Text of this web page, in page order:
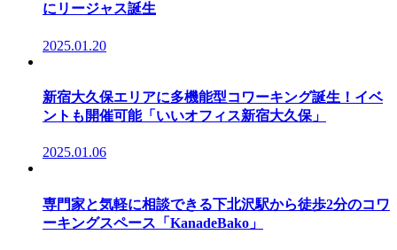
にリージャス誕生
2025.01.20
新宿大久保エリアに多機能型コワーキング誕生！イベ
ントも開催可能「いいオフィス新宿大久保」
2025.01.06
専門家と気軽に相談できる下北沢駅から徒歩2分のコワ
ーキングスペース「KanadeBako」